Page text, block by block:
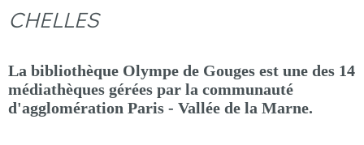
CHELLES
La bibliothèque Olympe de Gouges est une des 14
médiathèques gérées par la communauté
d'agglomération Paris - Vallée de la Marne.